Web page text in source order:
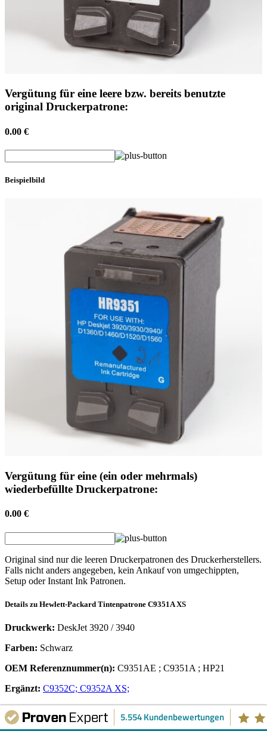
Vergütung für eine leere bzw. bereits benutzte
original Druckerpatrone:
0.00 €
Beispielbild
Vergütung für eine (ein oder mehrmals)
wiederbefüllte Druckerpatrone:
0.00 €
Original sind nur die leeren Druckerpatronen des Druckerherstellers.
Falls nicht anders angegeben, kein Ankauf von umgechippten,
Setup oder Instant Ink Patronen.
Details zu Hewlett-Packard Tintenpatrone C9351A XS
Druckwerk: DeskJet 3920 / 3940
Farben: Schwarz
OEM Referenznummer(n): C9351AE ; C9351A ; HP21
Ergänzt: C9352C; C9352A XS;
Alternative zu:C9351C;
Tintenpatrone passend für:HP OfficeJet 4314; HP DeskJet D
5.554 Kundenbewertungen